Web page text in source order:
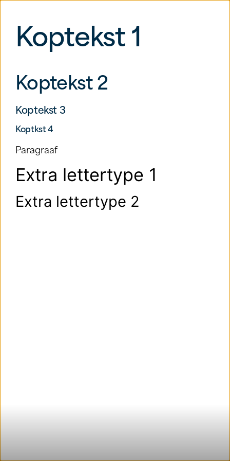
Koptekst 1
Koptekst 2
Koptekst 3
Koptkst 4
Paragraaf
Extra lettertype 1
Extra lettertype 2